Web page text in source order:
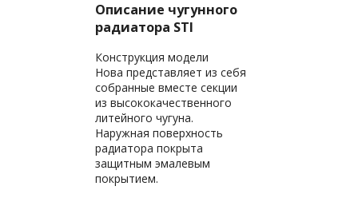
Описание чугунного
радиатора STI
Конструкция модели
Нова представляет из себя
собранные вместе секции
из высококачественного
литейного чугуна.
Наружная поверхность
радиатора покрыта
защитным эмалевым
покрытием.